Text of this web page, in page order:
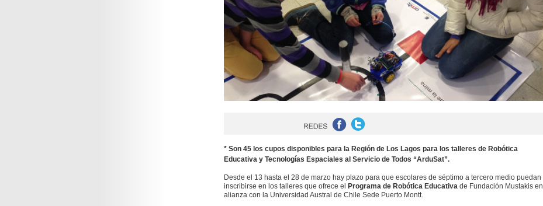
* Son 45 los cupos disponibles para la Región de Los Lagos para los talleres de Robótica
Educativa y Tecnologías Espaciales al Servicio de Todos “ArduSat”.
Desde el 13 hasta el 28 de marzo hay plazo para que escolares de séptimo a tercero medio puedan
inscribirse en los talleres que ofrece el Programa de Robótica Educativa de Fundación Mustakis en
alianza con la Universidad Austral de Chile Sede Puerto Montt.